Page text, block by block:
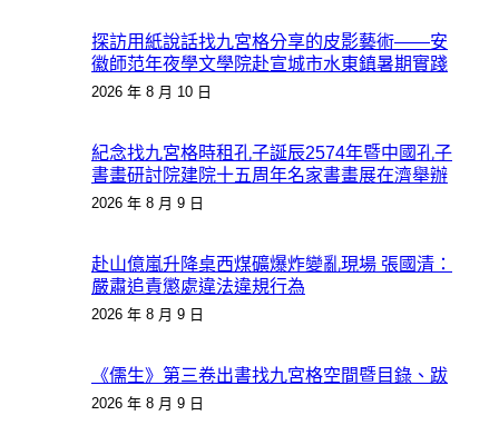
探訪用紙說話找九宮格分享的皮影藝術——安
徽師范年夜學文學院赴宣城市水東鎮暑期實踐
2026 年 8 月 10 日
紀念找九宮格時租孔子誕辰2574年暨中國孔子
書畫研討院建院十五周年名家書畫展在濟舉辦
2026 年 8 月 9 日
赴山億嵐升降桌西煤礦爆炸變亂現場 張國清：
嚴肅追責懲處違法違規行為
2026 年 8 月 9 日
《儒生》第三卷出書找九宮格空間暨目錄、跋
2026 年 8 月 9 日